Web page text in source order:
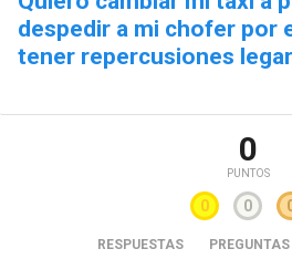
despedir a mi chofer por
tener repercusiones
0
PUNTOS
0 0
RESPUESTAS PREGUNTAS